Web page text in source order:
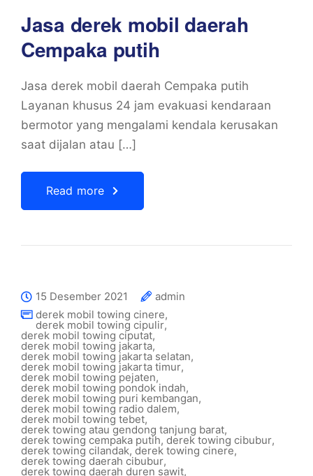
Jasa derek mobil daerah
Cempaka putih
Jasa derek mobil daerah Cempaka putih
Layanan khusus 24 jam evakuasi kendaraan
bermotor yang mengalami kendala kerusakan
saat dijalan atau […]
Read more
15 Desember 2021
admin
derek mobil towing cinere,
derek mobil towing cipulir,
derek mobil towing ciputat,
derek mobil towing jakarta,
derek mobil towing jakarta selatan,
derek mobil towing jakarta timur,
derek mobil towing pejaten,
derek mobil towing pondok indah,
derek mobil towing puri kembangan,
derek mobil towing radio dalem,
derek mobil towing tebet,
derek towing atau gendong tanjung barat,
derek towing cempaka putih, derek towing cibubur,
derek towing cilandak, derek towing cinere,
derek towing daerah cibubur,
derek towing daerah duren sawit,